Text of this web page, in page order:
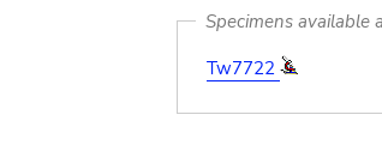
Specimens available
Tw7722